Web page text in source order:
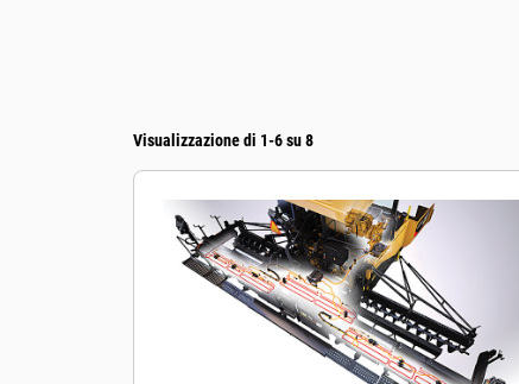
Visualizzazione di 1-6 su 8